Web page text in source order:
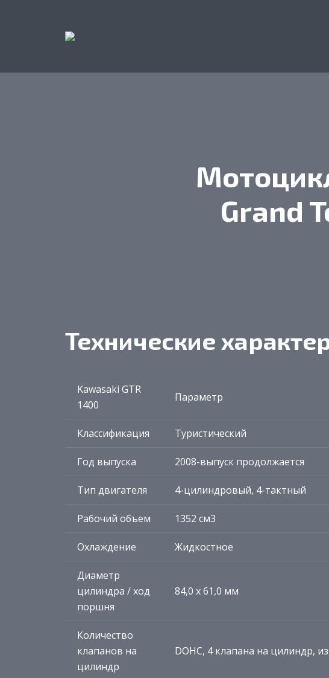
Grand
Технические
Kawasaki GTR
1400
Параметр
Классификация Туристический
Год выпуска 2008-выпуск продолжается
Тип двигателя 4-цилиндровый, 4-тактный
Рабочий объем 1352 см3
Охлаждение Жидкостное
Диаметр
цилиндра / ход
поршня
84,0 x 61,0 мм
Количество
клапанов на
цилиндр
DOHC, 4 клапана на цилиндр,